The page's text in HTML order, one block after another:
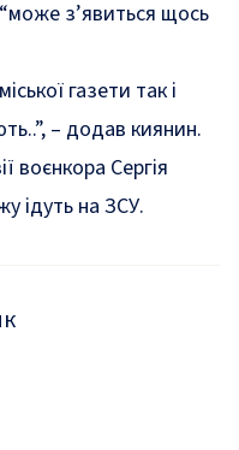
з’явиться щось
газети так і
– додав киянин.
воєнкора Сергія
ідуть на ЗСУ.